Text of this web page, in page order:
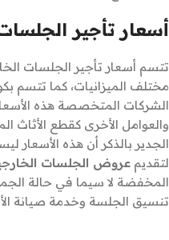
أسعار تأجير
تتسم أسعار تأجير الجلسات
مختلف الميزانيات، كما تتسم
الشركات المتخصصة هذه
والعوامل الأخرى كقطع الأثاث
الجدير بالذكر أن هذه الأسعار
لتقديم عروض الجلسات
المخفضة لا سيما في حالة
تنسيق الجلسة وخدمة صيانة